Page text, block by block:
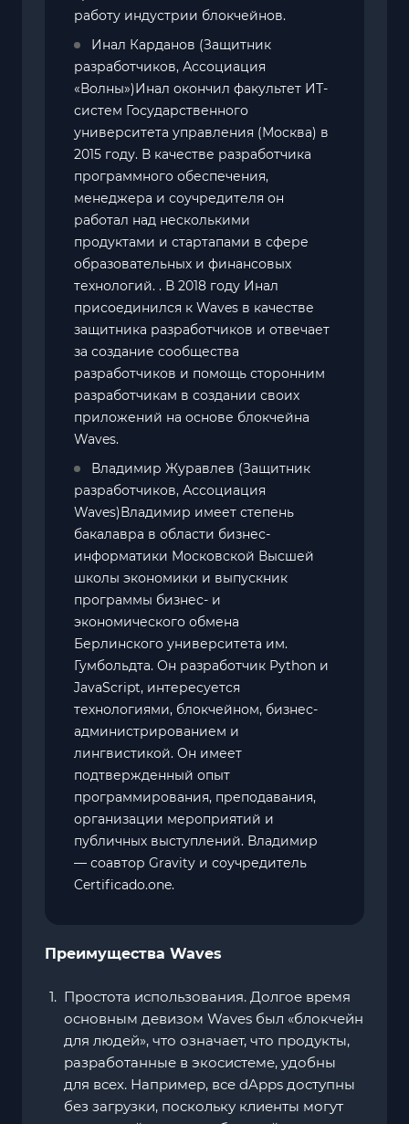
работу индустрии блокчейнов.
Инал Карданов (Защитник
разработчиков, Ассоциация
«Волны»)Инал окончил факультет ИТ-
систем Государственного
университета управления (Москва) в
2015 году. В качестве разработчика
программного обеспечения,
менеджера и соучредителя он
работал над несколькими
продуктами и стартапами в сфере
образовательных и финансовых
технологий. . В 2018 году Инал
присоединился к Waves в качестве
защитника разработчиков и отвечает
за создание сообщества
разработчиков и помощь сторонним
разработчикам в создании своих
приложений на основе блокчейна
Waves.
Владимир Журавлев (Защитник
разработчиков, Ассоциация
Waves)Владимир имеет степень
бакалавра в области бизнес-
информатики Московской Высшей
школы экономики и выпускник
программы бизнес- и
экономического обмена
Берлинского университета им.
Гумбольдта. Он разработчик Python и
JavaScript, интересуется
технологиями, блокчейном, бизнес-
администрированием и
лингвистикой. Он имеет
подтвержденный опыт
программирования, преподавания,
организации мероприятий и
публичных выступлений. Владимир
— соавтор Gravity и соучредитель
Certificado.one.
Преимущества Waves
Простота использования. Долгое время
основным девизом Waves был «блокчейн
для людей», что означает, что продукты,
разработанные в экосистеме, удобны
для всех. Например, все dApps доступны
без загрузки, поскольку клиенты могут